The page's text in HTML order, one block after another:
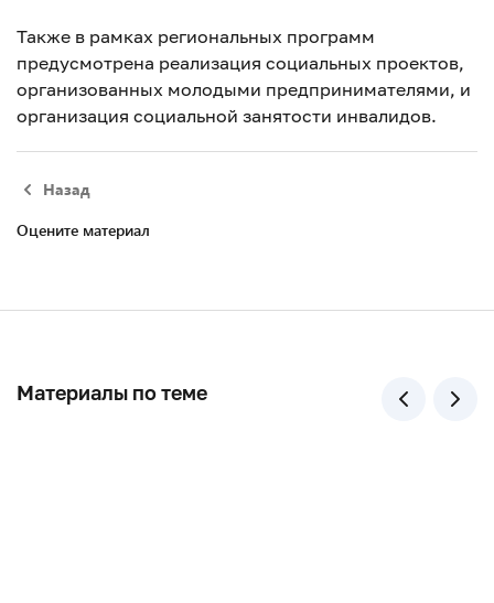
Также в рамках региональных программ
предусмотрена реализация социальных проектов,
организованных молодыми предпринимателями, и
организация социальной занятости инвалидов.
Назад
Оцените материал
Материалы по теме